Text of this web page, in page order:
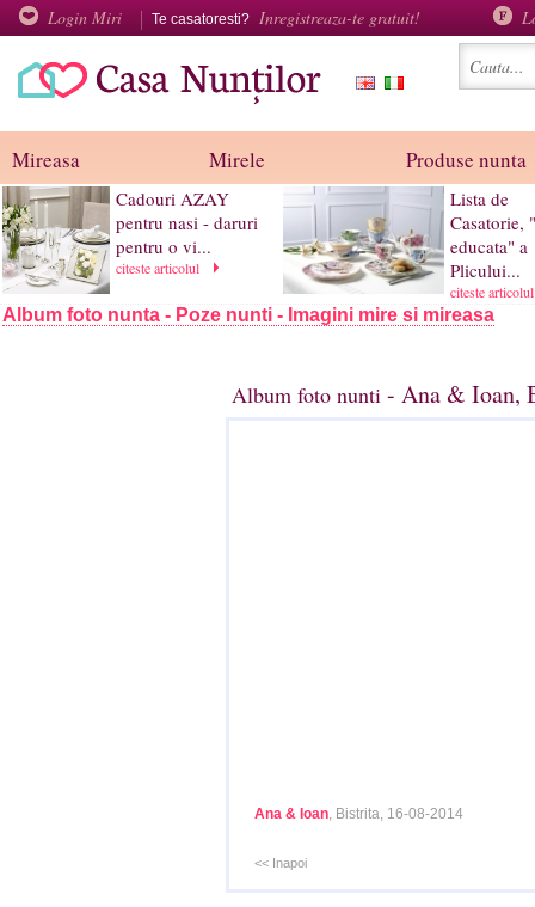
Login Miri Te casatoresti? Inregistreaza-te gratuit!
Mireasa Mirele Produse nunta
Cadouri AZAY
pentru nasi - daruri
pentru o vi...
citeste articolul
Lista de
Casatorie,
educata" a
Plicului...
citeste
Album foto nunta - Poze nunti - Imagini mire si mireasa
Album foto nunti - Ana & Ioan,
Ana & Ioan, Bistrita, 16-08-2014
<< Inapoi